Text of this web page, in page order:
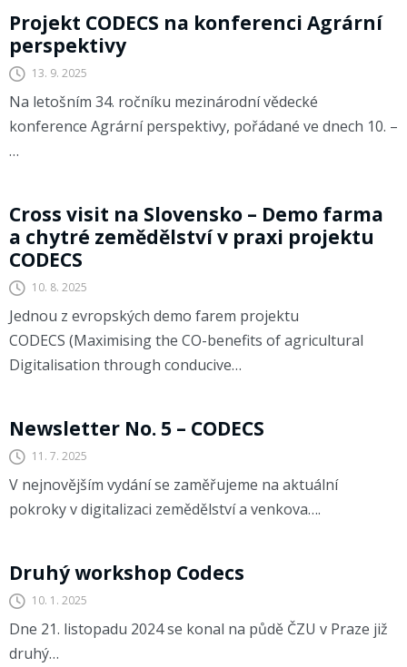
Projekt CODECS na konferenci Agrární
perspektivy
13. 9. 2025
Na letošním 34. ročníku mezinárodní vědecké
konference Agrární perspektivy, pořádané ve dnech 10. –
…
Cross visit na Slovensko – Demo farma
a chytré zemědělství v praxi projektu
CODECS
10. 8. 2025
Jednou z evropských demo farem projektu
CODECS (Maximising the CO-benefits of agricultural
Digitalisation through conducive…
CODECS
Newsletter No. 5 – CODECS
11. 7. 2025
V nejnovějším vydání se zaměřujeme na aktuální
pokroky v digitalizaci zemědělství a venkova….
CODECS
Druhý workshop Codecs
10. 1. 2025
Dne 21. listopadu 2024 se konal na půdě ČZU v Praze již
druhý…